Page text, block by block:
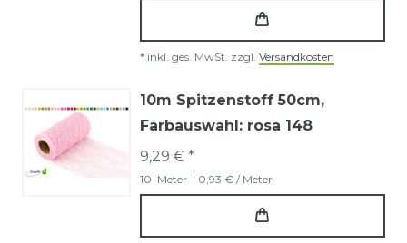
* inkl. ges. MwSt. zzgl. Versandkosten
10m Spitzenstoff 50cm,
Farbauswahl: rosa 148
9,29 € *
10 Meter | 0,93 € / Meter